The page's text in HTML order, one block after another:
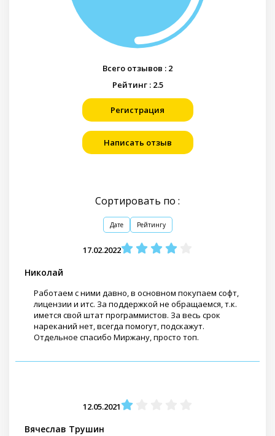
Всего отзывов : 2
Рейтинг : 2.5
Регистрация
Написать отзыв
Сортировать по :
Дате Рейтингу
17.02.2022
Николай
Работаем с ними давно, в основном покупаем софт,
лицензии и итс. За поддержкой не обращаемся, т.к.
имется свой штат программистов. За весь срок
нареканий нет, всегда помогут, подскажут.
Отдельное спасибо Миржану, просто топ.
12.05.2021
Вячеслав Трушин